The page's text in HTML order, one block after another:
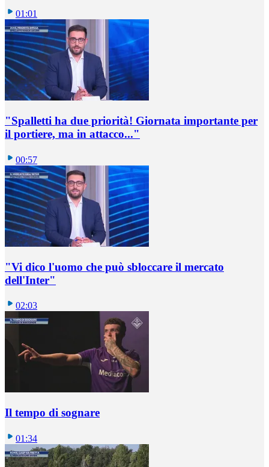
01:01
"Spalletti ha due priorità! Giornata importante per
il portiere, ma in attacco..."
00:57
"Vi dico l'uomo che può sbloccare il mercato
dell'Inter"
02:03
Il tempo di sognare
01:34